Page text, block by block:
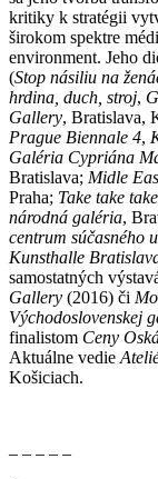
kritiky k stratégii
širokom spektre
environment. Jeho
(Stop násiliu na
hrdina, duch, stroj,
Gallery, Bratislava,
Prague Biennale 4,
Galéria Cypriána
Bratislava; Midle
Praha; Take take
národná galéria,
centrum súčasného
Kunsthalle
samostatných
Gallery (2016) či
Východoslovenskej
finalistom Ceny
Aktuálne vedie
Košiciach.
– – – – –